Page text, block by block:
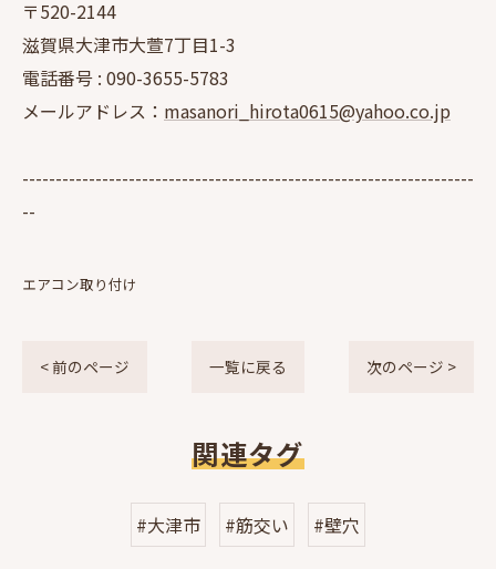
〒520-2144
滋賀県大津市大萱7丁目1-3
電話番号 : 090-3655-5783
メールアドレス： masanori_hirota0615@yahoo.co.jp
--------------------------------------------------------------------
--
エアコン取り付け
< 前のページ 一覧に戻る 次のページ >
関連タグ
#大津市 #筋交い #壁穴